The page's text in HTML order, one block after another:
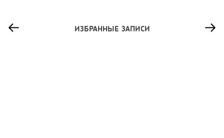
ИЗБРАННЫЕ ЗАПИСИ